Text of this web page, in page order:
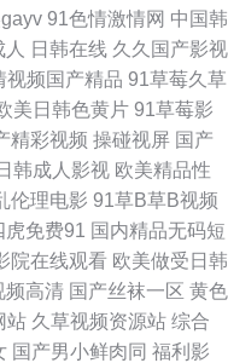
足 伊人99福利在线 亚洲日韩
线观看网站入口 91香蕉国产
产精品久久亚 大香蕉导 豆花
看 91中文视频导航 欧美不卡
网站 91AV免费在线视频 91
艹 欧美亚无码一区 亚洲天堂
91色情激情网 中国韩
日韩在线 久久国产影视
视频国产精品 91草莓久草
美日韩色黄片 91草莓影
精彩视频 操碰视屏 国产
韩成人影视 欧美精品性
伦理电影 91草B草B视频
虎免费91 国内精品无码短
院在线观看 欧美做受日韩
频高清 国产丝袜一区 黄色
站 久草视频资源站 综合
国产男小鲜肉同 福利影